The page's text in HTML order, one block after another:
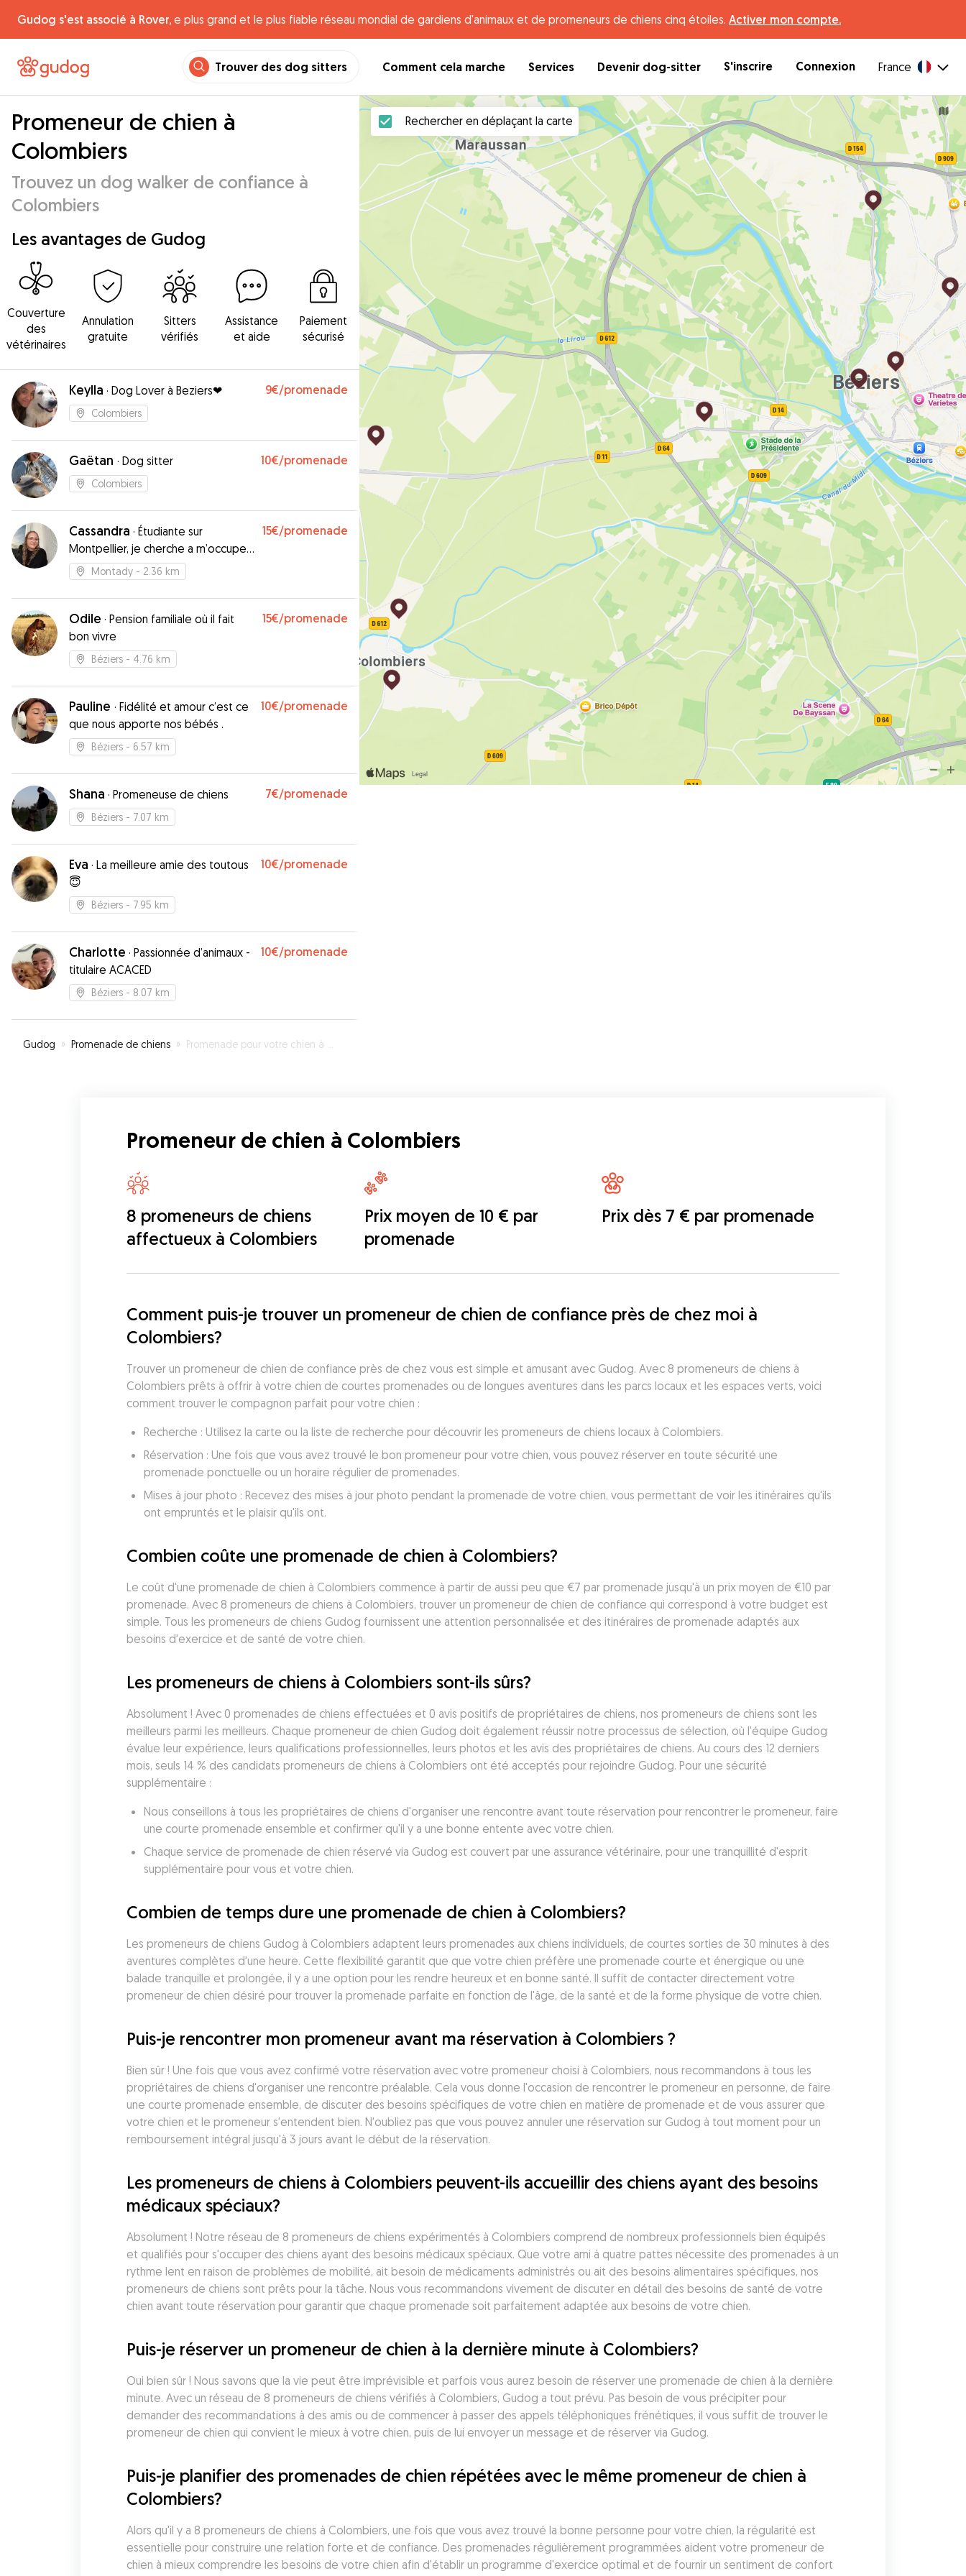
Gudog s'est associé à Rover, e plus grand et le plus fiable réseau mondial de gardiens d'animaux et de promeneurs de chiens cinq étoiles. Activer mon compte.
Trouver des dog sitters Comment cela marche Services Devenir dog-sitter S'inscrire Connexion France
Promeneur de chien à
Colombiers
Trouvez un dog walker de confiance à
Colombiers
Les avantages de Gudog
Couverture
des
vétérinaires
Annulation
gratuite
Sitters
vérifiés
Assistance
et aide
Paiement
sécurisé
Keylla · Dog Lover à Beziers❤ 9€/promenade
Colombiers
Gaëtan · Dog sitter 10€/promenade
Colombiers
Cassandra · Étudiante sur
Montpellier, je cherche a m’occuper
d’animaux
15€/promenade
Montady - 2.36 km
Odile · Pension familiale où il fait
bon vivre
15€/promenade
Béziers - 4.76 km
Pauline · Fidélité et amour c’est ce
que nous apporte nos bébés .
10€/promenade
Béziers - 6.57 km
Shana · Promeneuse de chiens 7€/promenade
Béziers - 7.07 km
Eva · La meilleure amie des toutous
😇
10€/promenade
Béziers - 7.95 km
Charlotte · Passionnée d’animaux -
titulaire ACACED
10€/promenade
Béziers - 8.07 km
Gudog » Promenade de chiens » Promenade pour votre chien à Colombiers
Rechercher en déplaçant la carte
Promeneur de chien à Colombiers
8 promeneurs de chiens
affectueux à Colombiers
Prix moyen de 10 € par
promenade
Prix dès 7 € par promenade
Comment puis-je trouver un promeneur de chien de confiance près de chez moi à
Colombiers?
Trouver un promeneur de chien de confiance près de chez vous est simple et amusant avec Gudog. Avec 8 promeneurs de chiens à
Colombiers prêts à offrir à votre chien de courtes promenades ou de longues aventures dans les parcs locaux et les espaces verts, voici
comment trouver le compagnon parfait pour votre chien :
Recherche : Utilisez la carte ou la liste de recherche pour découvrir les promeneurs de chiens locaux à Colombiers.
Réservation : Une fois que vous avez trouvé le bon promeneur pour votre chien, vous pouvez réserver en toute sécurité une
promenade ponctuelle ou un horaire régulier de promenades.
Mises à jour photo : Recevez des mises à jour photo pendant la promenade de votre chien, vous permettant de voir les itinéraires qu'ils
ont empruntés et le plaisir qu'ils ont.
Combien coûte une promenade de chien à Colombiers?
Le coût d'une promenade de chien à Colombiers commence à partir de aussi peu que €7 par promenade jusqu'à un prix moyen de €10 par
promenade. Avec 8 promeneurs de chiens à Colombiers, trouver un promeneur de chien de confiance qui correspond à votre budget est
simple. Tous les promeneurs de chiens Gudog fournissent une attention personnalisée et des itinéraires de promenade adaptés aux
besoins d'exercice et de santé de votre chien.
Les promeneurs de chiens à Colombiers sont-ils sûrs?
Absolument ! Avec 0 promenades de chiens effectuées et 0 avis positifs de propriétaires de chiens, nos promeneurs de chiens sont les
meilleurs parmi les meilleurs. Chaque promeneur de chien Gudog doit également réussir notre processus de sélection, où l'équipe Gudog
évalue leur expérience, leurs qualifications professionnelles, leurs photos et les avis des propriétaires de chiens. Au cours des 12 derniers
mois, seuls 14 % des candidats promeneurs de chiens à Colombiers ont été acceptés pour rejoindre Gudog. Pour une sécurité
supplémentaire :
Nous conseillons à tous les propriétaires de chiens d'organiser une rencontre avant toute réservation pour rencontrer le promeneur, faire
une courte promenade ensemble et confirmer qu'il y a une bonne entente avec votre chien.
Chaque service de promenade de chien réservé via Gudog est couvert par une assurance vétérinaire, pour une tranquillité d'esprit
supplémentaire pour vous et votre chien.
Combien de temps dure une promenade de chien à Colombiers?
Les promeneurs de chiens Gudog à Colombiers adaptent leurs promenades aux chiens individuels, de courtes sorties de 30 minutes à des
aventures complètes d'une heure. Cette flexibilité garantit que que votre chien préfère une promenade courte et énergique ou une
balade tranquille et prolongée, il y a une option pour les rendre heureux et en bonne santé. Il suffit de contacter directement votre
promeneur de chien désiré pour trouver la promenade parfaite en fonction de l'âge, de la santé et de la forme physique de votre chien.
Puis-je rencontrer mon promeneur avant ma réservation à Colombiers ?
Bien sûr ! Une fois que vous avez confirmé votre réservation avec votre promeneur choisi à Colombiers, nous recommandons à tous les
propriétaires de chiens d'organiser une rencontre préalable. Cela vous donne l'occasion de rencontrer le promeneur en personne, de faire
une courte promenade ensemble, de discuter des besoins spécifiques de votre chien en matière de promenade et de vous assurer que
votre chien et le promeneur s'entendent bien. N'oubliez pas que vous pouvez annuler une réservation sur Gudog à tout moment pour un
remboursement intégral jusqu'à 3 jours avant le début de la réservation.
Les promeneurs de chiens à Colombiers peuvent-ils accueillir des chiens ayant des besoins
médicaux spéciaux?
Absolument ! Notre réseau de 8 promeneurs de chiens expérimentés à Colombiers comprend de nombreux professionnels bien équipés
et qualifiés pour s'occuper des chiens ayant des besoins médicaux spéciaux. Que votre ami à quatre pattes nécessite des promenades à un
rythme lent en raison de problèmes de mobilité, ait besoin de médicaments administrés ou ait des besoins alimentaires spécifiques, nos
promeneurs de chiens sont prêts pour la tâche. Nous vous recommandons vivement de discuter en détail des besoins de santé de votre
chien avant toute réservation pour garantir que chaque promenade soit parfaitement adaptée aux besoins de votre chien.
Puis-je réserver un promeneur de chien à la dernière minute à Colombiers?
Oui bien sûr ! Nous savons que la vie peut être imprévisible et parfois vous aurez besoin de réserver une promenade de chien à la dernière
minute. Avec un réseau de 8 promeneurs de chiens vérifiés à Colombiers, Gudog a tout prévu. Pas besoin de vous précipiter pour
demander des recommandations à des amis ou de commencer à passer des appels téléphoniques frénétiques, il vous suffit de trouver le
promeneur de chien qui convient le mieux à votre chien, puis de lui envoyer un message et de réserver via Gudog.
Puis-je planifier des promenades de chien répétées avec le même promeneur de chien à
Colombiers?
Alors qu'il y a 8 promeneurs de chiens à Colombiers, une fois que vous avez trouvé la bonne personne pour votre chien, la régularité est
essentielle pour construire une relation forte et de confiance. Des promenades régulièrement programmées aident votre promeneur de
chien à mieux comprendre les besoins de votre chien afin d'établir un programme d'exercice optimal et de fournir un sentiment de confort